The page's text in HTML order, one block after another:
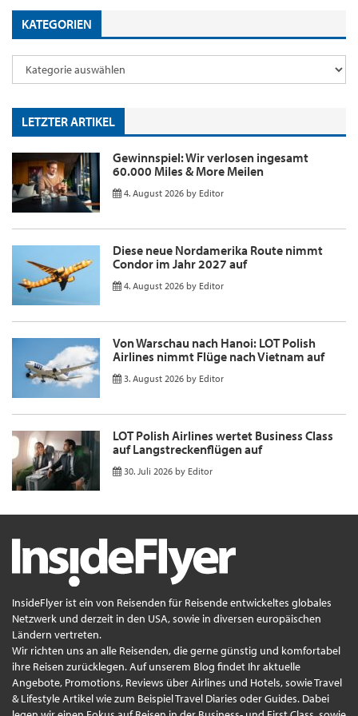
KATEGORIEN
LETZTER ARTIKEL
Gewinnspiel: Wir verlosen ingesamt
60.000 Miles & More Meilen
4. August 2026 by Editor
Diese neue Nordamerika Route nimmt
Condor im Jahr 2027 auf
4. August 2026 by Editor
Von Warschau nach Hanoi: LOT Polish
Airlines nimmt Flüge nach Vietnam auf
3. August 2026 by Editor
LOT Polish Airlines wertet Business Class
auf Langstreckenflügen auf
30. Juli 2026 by Editor
InsideFlyer ist ein von Reisenden für Reisende entwickeltes globales
Netzwerk und derzeit in den USA, sowie in diversen europäischen
Ländern vertreten.
Wir richten uns an alle Reisenden, die gerne günstig und komfortabel
ihre Reisen zurücklegen. Auf unserem Blog findet Ihr aktuelle
Angebote, Promotions, Reviews über Airlines und Hotels, sowie Travel
& Lifestyle Artikel wie zum Beispiel Travel Diaries oder Guides. Dabei